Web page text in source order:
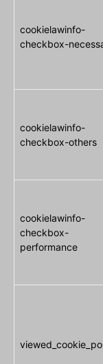
cookielawinfo-
checkbox-
cookielawinfo-
checkbox-others
cookielawinfo-
checkbox-
performance